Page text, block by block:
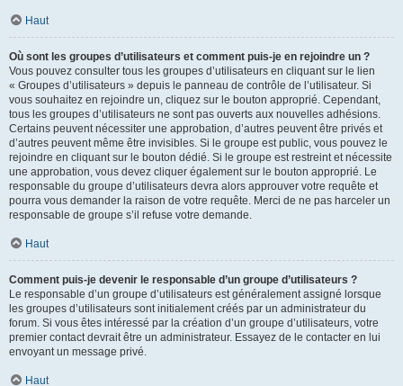
Haut
Où sont les groupes d’utilisateurs et comment puis-je en rejoindre un ?
Vous pouvez consulter tous les groupes d’utilisateurs en cliquant sur le lien
« Groupes d’utilisateurs » depuis le panneau de contrôle de l’utilisateur. Si
vous souhaitez en rejoindre un, cliquez sur le bouton approprié. Cependant,
tous les groupes d’utilisateurs ne sont pas ouverts aux nouvelles adhésions.
Certains peuvent nécessiter une approbation, d’autres peuvent être privés et
d’autres peuvent même être invisibles. Si le groupe est public, vous pouvez le
rejoindre en cliquant sur le bouton dédié. Si le groupe est restreint et nécessite
une approbation, vous devez cliquer également sur le bouton approprié. Le
responsable du groupe d’utilisateurs devra alors approuver votre requête et
pourra vous demander la raison de votre requête. Merci de ne pas harceler un
responsable de groupe s’il refuse votre demande.
Haut
Comment puis-je devenir le responsable d’un groupe d’utilisateurs ?
Le responsable d’un groupe d’utilisateurs est généralement assigné lorsque
les groupes d’utilisateurs sont initialement créés par un administrateur du
forum. Si vous êtes intéressé par la création d’un groupe d’utilisateurs, votre
premier contact devrait être un administrateur. Essayez de le contacter en lui
envoyant un message privé.
Haut